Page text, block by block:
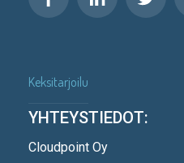
Keksitarjoilu
YHTEYSTIEDOT:
Cloudpoint Oy